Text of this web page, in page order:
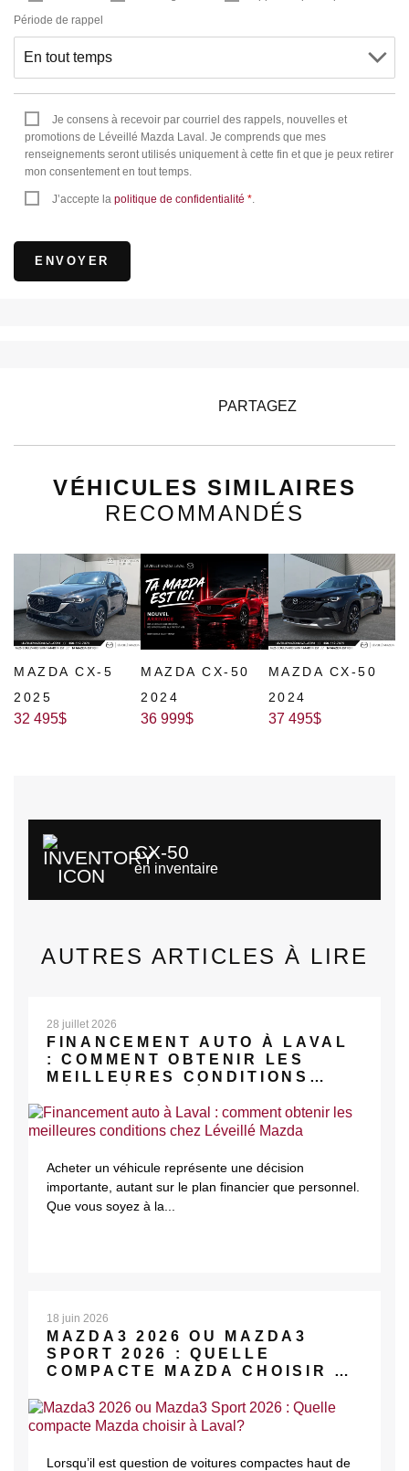
Période de rappel
Je consens à recevoir par courriel des rappels, nouvelles et
promotions de Léveillé Mazda Laval. Je comprends que mes
renseignements seront utilisés uniquement à cette fin et que je peux retirer
mon consentement en tout temps.
J’accepte la politique de confidentialité *
PARTAGEZ
VÉHICULES SIMILAIRES
RECOMMANDÉS
MAZDA CX-5
2025
32 495$
MAZDA CX-50
2024
36 999$
MAZDA CX-50
2024
37 495$
CX-50
en inventaire
AUTRES ARTICLES À LIRE
28 juillet 2026
FINANCEMENT AUTO À LAVAL
: COMMENT OBTENIR LES
MEILLEURES CONDITIONS
Acheter un véhicule représente une décision
importante, autant sur le plan financier que personnel.
Que vous soyez à la...
18 juin 2026
MAZDA3 2026 OU MAZDA3
SPORT 2026 : QUELLE
COMPACTE MAZDA CHOISIR À
Lorsqu’il est question de voitures compactes haut de